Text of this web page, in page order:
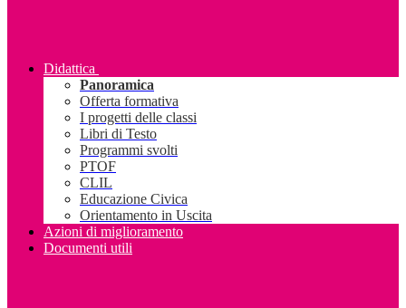
Didattica
Panoramica
Offerta formativa
I progetti delle classi
Libri di Testo
Programmi svolti
PTOF
CLIL
Educazione Civica
Orientamento in Uscita
Azioni di miglioramento
Documenti utili